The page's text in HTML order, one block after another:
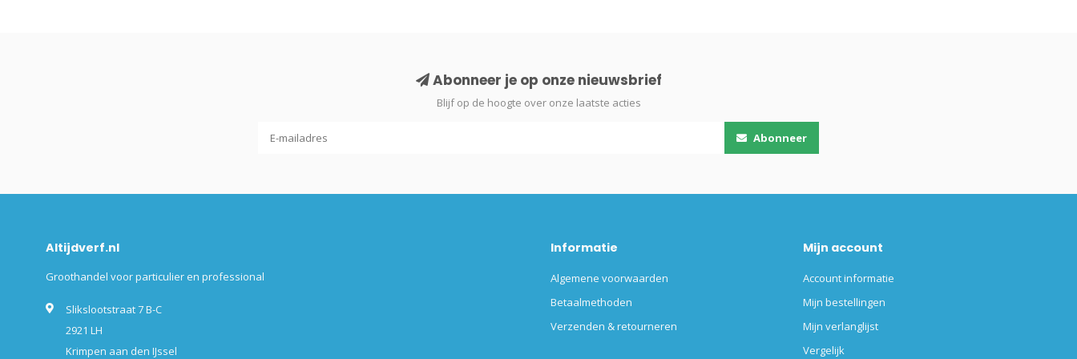
Abonneer je op onze nieuwsbrief
Blijf op de hoogte over onze laatste acties
Abonneer
Altijdverf.nl
Groothandel voor particulier en professional
Slikslootstraat 7 B-C
2921 LH
Krimpen aan den IJssel
Informatie
Algemene voorwaarden
Betaalmethoden
Verzenden & retourneren
Mijn account
Account informatie
Mijn bestellingen
Mijn verlanglijst
Vergelijk